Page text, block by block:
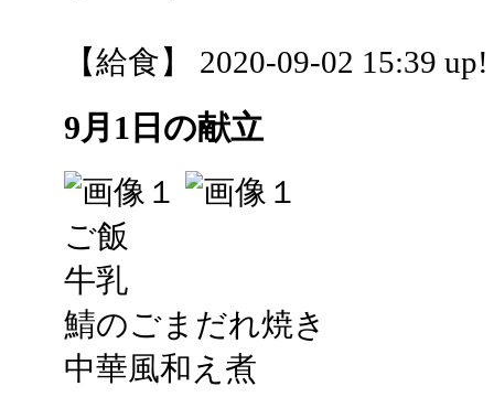
【給食】 2020-09-02 15:39 up!
9月1日の献立
ご飯
牛乳
鯖のごまだれ焼き
中華風和え煮